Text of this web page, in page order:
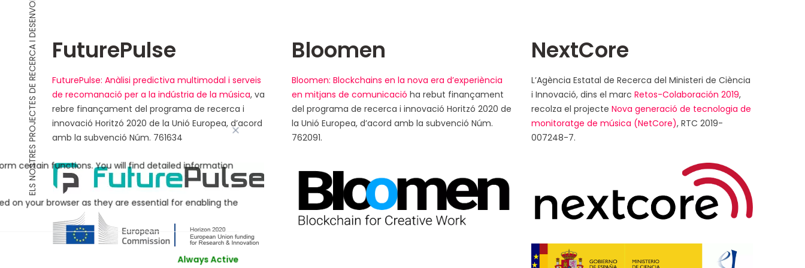
Always Active
ELS NOSTRES PROJECTES DE RECERCA I DESENVOLUPAMENT FuturePulse
FuturePulse: Anàlisi predictiva multimodal i serveis
de recomanació per a la indústria de la música, va
rebre finançament del programa de recerca i
innovació Horitzó 2020 de la Unió Europea, d’acord
amb la subvenció Núm. 761634
Bloomen
Bloomen: Blockchains en la nova era d’experiència
en mitjans de comunicació ha rebut finançament
del programa de recerca i innovació Horitzó 2020 de
la Unió Europea, d’acord amb la subvenció Núm.
762091.
NextCore
L’Agència Estatal de Recerca del Ministeri de Ciència
i Innovació, dins el marc Retos-Colaboración 2019,
recolza el projecte Nova generació de tecnologia de
monitoratge de música (NetCore), RTC 2019-
007248-7.